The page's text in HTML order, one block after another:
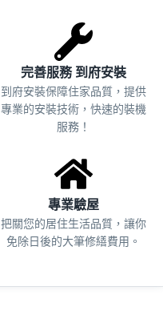
完善服務 到府安裝
到府安裝保障住家品質，提供
專業的安裝技術，快速的裝機
服務！
專業驗屋
把關您的居住生活品質， 讓你
免除日後的大筆修繕費用。